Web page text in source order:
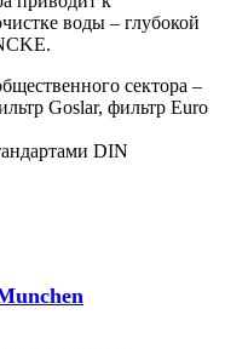
воды – глубокой
сектора –
Goslar, фильтр Euro
DIN